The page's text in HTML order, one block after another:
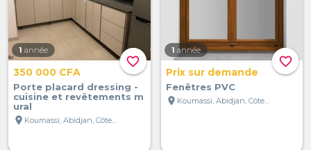
favorite_border
1 année
350 000 CFA
Porte placard dressing -
cuisine et revêtements m
ural
location_on
Koumassi, Abidjan, Côte d'Ivoire
favorite_border
1 année
Prix sur demande
Fenêtres PVC
location_on
Koumassi, Abidjan, Côte d'Ivoire